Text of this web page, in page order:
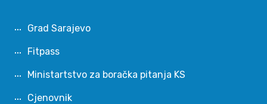
Grad Sarajevo
Fitpass
Ministartstvo za boračka pitanja KS
Cjenovnik